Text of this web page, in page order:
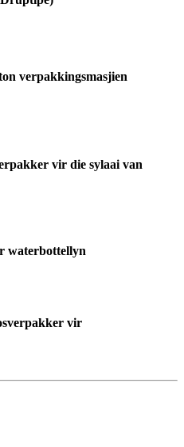
verpakkingsmasjien
vir die sylaai van
waterbottellyn
vir